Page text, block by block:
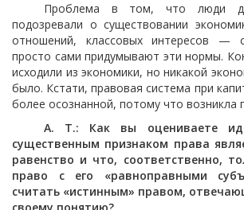
Проблема в том, что люди
подозревали о существовании
отношений, классовых интересов —
просто сами придумывают эти нормы.
исходили из экономики, но никакой
было. Кстати, правовая система при
более осознанной, потому что возникла
А. Т.: Как вы оцениваете
существенным признаком права
равенство и что, соответственно,
право с его «равноправными
считать «истинным» правом,